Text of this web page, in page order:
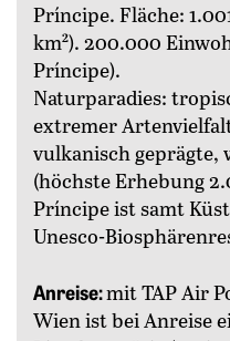
Príncipe. Fläche:
km²). 200.000
Príncipe).
Naturparadies:
extremer
vulkanisch ­geprägte,
(höchste Erhebung
Príncipe ist samt
Unesco-
Anreise:mit TAP Air
Wien ist bei Anreise